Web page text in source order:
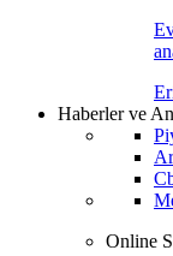
Haberler ve
Online